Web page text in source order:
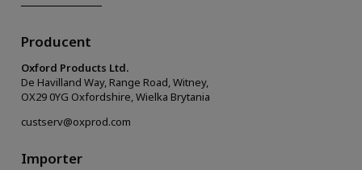
Producent
Oxford Products Ltd.
De Havilland Way, Range Road, Witney,
OX29 0YG Oxfordshire, Wielka Brytania
custserv@oxprod.com
Importer